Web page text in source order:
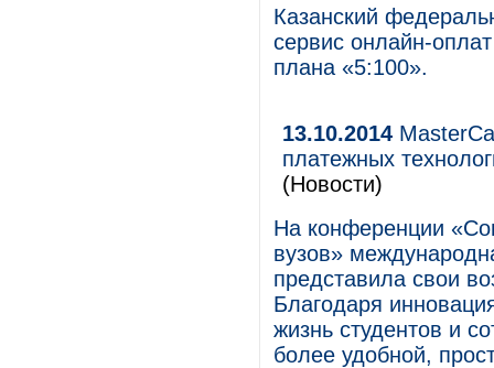
Казанский
сервис онлайн-
плана «5:100».
13.10.2014
платежных
(Новости)
На конференции
вузов»
представила свои
Благодаря
жизнь студентов и
более удобной,